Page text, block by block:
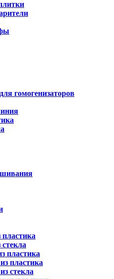
гомогенизаторов
пластика
пластика
стекла